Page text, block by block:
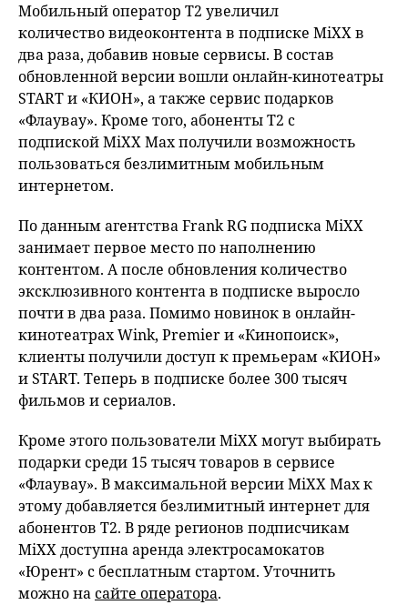
Мобильный оператор Т2 увеличил
количество видеоконтента в подписке MiXX в
два раза, добавив новые сервисы. В состав
обновленной версии вошли онлайн-кинотеатры
START и «КИОН», а также сервис подарков
«Флаувау». Кроме того, абоненты T2 с
подпиской MiXX Max получили возможность
пользоваться безлимитным мобильным
интернетом.
По данным агентства Frank RG подписка MiXX
занимает первое место по наполнению
контентом. А после обновления количество
эксклюзивного контента в подписке выросло
почти в два раза. Помимо новинок в онлайн-
кинотеатрах Wink, Premier и «Кинопоиск»,
клиенты получили доступ к премьерам «КИОН»
и START. Теперь в подписке более 300 тысяч
фильмов и сериалов.
Кроме этого пользователи MiXX могут выбирать
подарки среди 15 тысяч товаров в сервисе
«Флаувау». В максимальной версии MiXX Max к
этому добавляется безлимитный интернет для
абонентов Т2. В ряде регионов подписчикам
MiXX доступна аренда электросамокатов
«Юрент» с бесплатным стартом. Уточнить
можно насайте оператора.